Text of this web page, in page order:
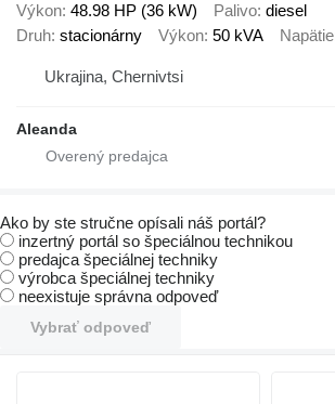
Výkon 48.98 HP (36 kW) Palivo diesel
Druh stacionárny Výkon 50 kVA Napätie
Ukrajina, Chernivtsi
Aleanda
Ako by ste stručne opísali náš portál?
inzertný portál so špeciálnou technikou
predajca špeciálnej techniky
výrobca špeciálnej techniky
neexistuje správna odpoveď
Vybrať odpoveď